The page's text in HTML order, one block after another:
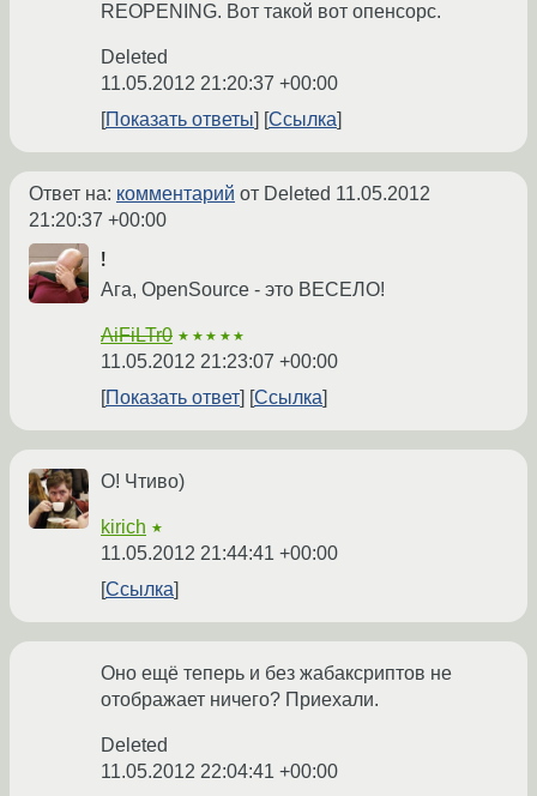
REOPENING. Вот такой вот опенсорс.
Deleted
11.05.2012 21:20:37 +00:00
Показать ответы
Ссылка
Ответ на: комментарий от Deleted 11.05.2012
21:20:37 +00:00
!
Ага, OpenSource - это ВЕСЕЛО!
AiFiLTr0 ★★★★★
11.05.2012 21:23:07 +00:00
Показать ответ
Ссылка
О! Чтиво)
kirich ★
11.05.2012 21:44:41 +00:00
Ссылка
Оно ещё теперь и без жабаксриптов не
отображает ничего? Приехали.
Deleted
11.05.2012 22:04:41 +00:00